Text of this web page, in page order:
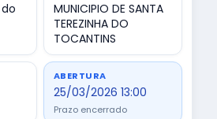
MUNICIPIO DE SANTA
TEREZINHA DO
TOCANTINS
ABERTURA
25/03/2026 13:00
Prazo encerrado